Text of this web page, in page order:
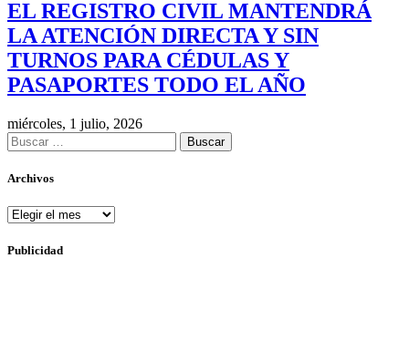
EL REGISTRO CIVIL MANTENDRÁ
LA ATENCIÓN DIRECTA Y SIN
TURNOS PARA CÉDULAS Y
PASAPORTES TODO EL AÑO
miércoles, 1 julio, 2026
Buscar:
Archivos
Archivos
Publicidad